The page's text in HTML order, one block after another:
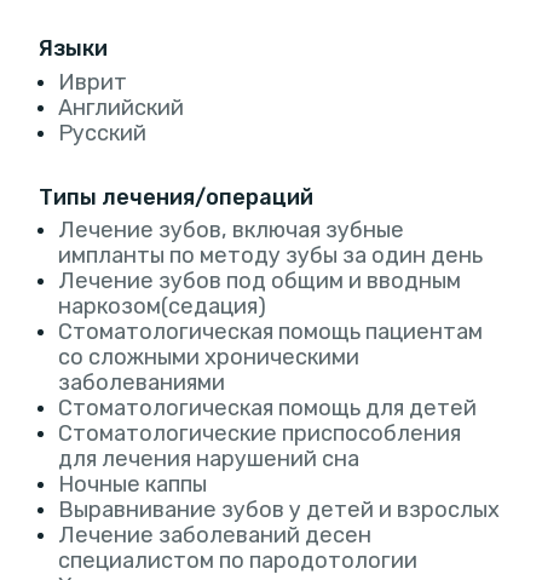
Языки
Иврит
Английский
Русский
Типы лечения/операций
Лечение зубов, включая зубные
импланты по методу зубы за один день
Лечение зубов под общим и вводным
наркозом(седация)
Стоматологическая помощь пациентам
со сложными хроническими
заболеваниями
Стоматологическая помощь для детей
Стоматологические приспособления
для лечения нарушений сна
Ночные каппы
Выравнивание зубов у детей и взрослых
Лечение заболеваний десен
специалистом по пародотологии